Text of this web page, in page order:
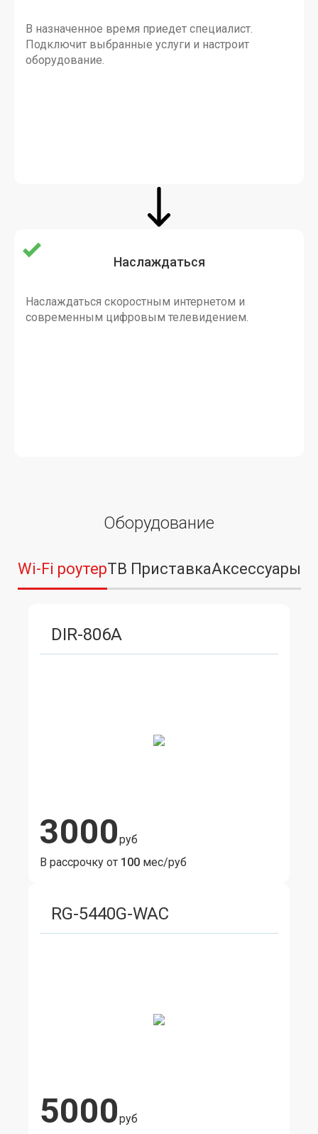
В назначенное время приедет специалист.
Подключит выбранные услуги и настроит
оборудование.
Наслаждаться
Наслаждаться скоростным интернетом и
современным цифровым телевидением.
Оборудование
Wi-Fi роутерТВ ПриставкаАксессуары
DIR-806A
3000руб
В рассрочку от 100 мес/руб
RG-5440G-WAC
5000руб